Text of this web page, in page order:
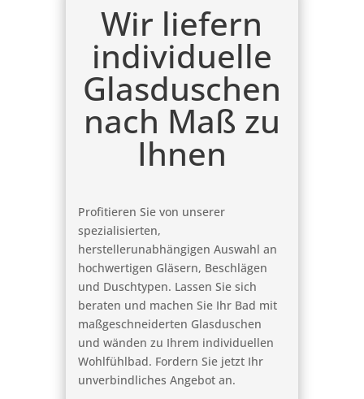
Wir liefern
individuelle
Glasduschen
nach Maß zu
Ihnen
Profitieren Sie von unserer
spezialisierten,
herstellerunabhängigen Auswahl an
hochwertigen Gläsern, Beschlägen
und Duschtypen. Lassen Sie sich
beraten und machen Sie Ihr Bad mit
maßgeschneiderten Glasduschen
und wänden zu Ihrem individuellen
Wohlfühlbad. Fordern Sie jetzt Ihr
unverbindliches Angebot an.